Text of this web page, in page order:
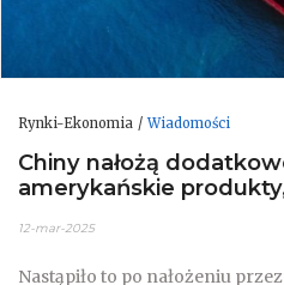
Rynki-Ekonomia Wiadomości
Chiny nałożą
amerykańskie
12-mar-2025
Nastąpiło to po nałożeniu